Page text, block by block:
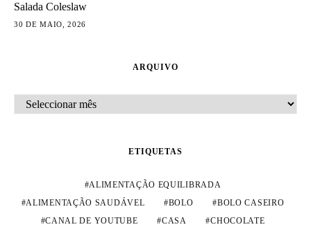
Salada Coleslaw
30 DE MAIO, 2026
ARQUIVO
ARQUIVO
ETIQUETAS
ALIMENTAÇÃO EQUILIBRADA
ALIMENTAÇÃO SAUDÁVEL
BOLO
BOLO CASEIRO
CANAL DE YOUTUBE
CASA
CHOCOLATE